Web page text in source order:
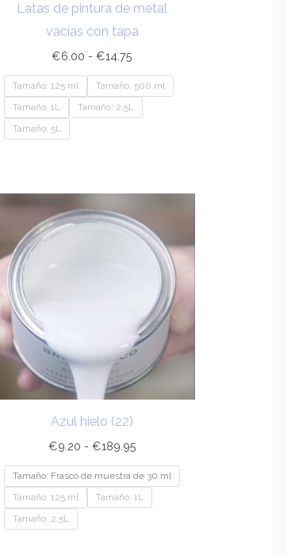
Latas de pintura de metal
vacías con tapa
€6.00 - €14.75
Tamaño: 125 ml
Tamaño: 500 ml
Tamaño: 1L
Tamaño: 2,5L
Tamaño: 5L
Azul hielo (22)
€9.20 - €189.95
precios:
desde
€9.20
hasta
€189.95
Tamaño: Frasco de muestra de 30 ml
Tamaño: 125 ml
Tamaño: 1L
Tamaño: 2,5L